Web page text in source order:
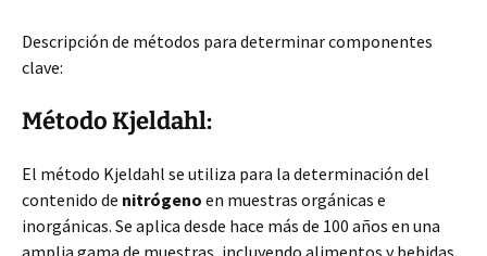
Descripción de métodos para determinar componentes
clave:
Método Kjeldahl:
El método Kjeldahl se utiliza para la determinación del
contenido de nitrógeno en muestras orgánicas e
inorgánicas. Se aplica desde hace más de 100 años en una
amplia gama de muestras, incluyendo alimentos y bebidas,